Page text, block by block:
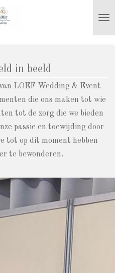
in beeld
LOEF Wedding & Event
die ons maken tot wie
tot de zorg die we bieden
passie en toewijding door
tot op dit moment hebben
te bewonderen.